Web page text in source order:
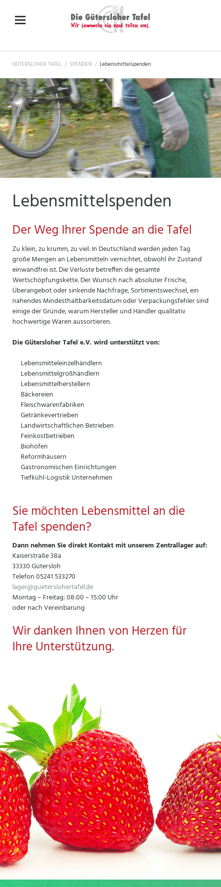
GÜTERSLOHER TAFEL SPENDEN Lebensmittelspenden
Lebensmittelspenden
Der Weg Ihrer Spende an die Tafel
Zu klein, zu krumm, zu viel: In Deutschland werden jeden Tag
große Mengen an Lebensmitteln vernichtet, obwohl ihr Zustand
einwandfrei ist. Die Verluste betreffen die gesamte
Wertschöpfungskette. Der Wunsch nach absoluter Frische,
Überangebot oder sinkende Nachfrage, Sortimentswechsel, ein
nahendes Mindesthaltbarkeitsdatum oder Verpackungsfehler sind
einige der Gründe, warum Hersteller und Händler qualitativ
hochwertige Waren aussortieren.
Die Gütersloher Tafel e.V. wird unterstützt von:
Lebensmitteleinzelhändlern
Lebensmittelgroßhändlern
Lebensmittelherstellern
Bäckereien
Fleischwarenfabriken
Getränkevertrieben
Landwirtschaftlichen Betrieben
Feinkostbetrieben
Biohöfen
Reformhäusern
Gastronomischen Einrichtungen
Tiefkühl-Logistik Unternehmen
Sie möchten Lebensmittel an die
Tafel spenden?
Dann nehmen Sie direkt Kontakt mit unserem Zentrallager auf:
Kaiserstraße 38a
33330 Gütersloh
Telefon 05241 533270
lager@gueterslohertafel.de
Montag – Freitag: 08:00 – 15:00 Uhr
oder nach Vereinbarung
Wir danken Ihnen von Herzen für
Ihre Unterstützung.